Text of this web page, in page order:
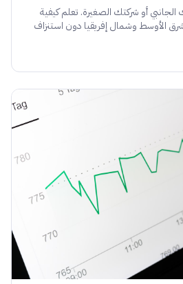
أو شركتك الصغيرة. تعلم كيفية
الأوسط وشمال إفريقيا دون استنزاف